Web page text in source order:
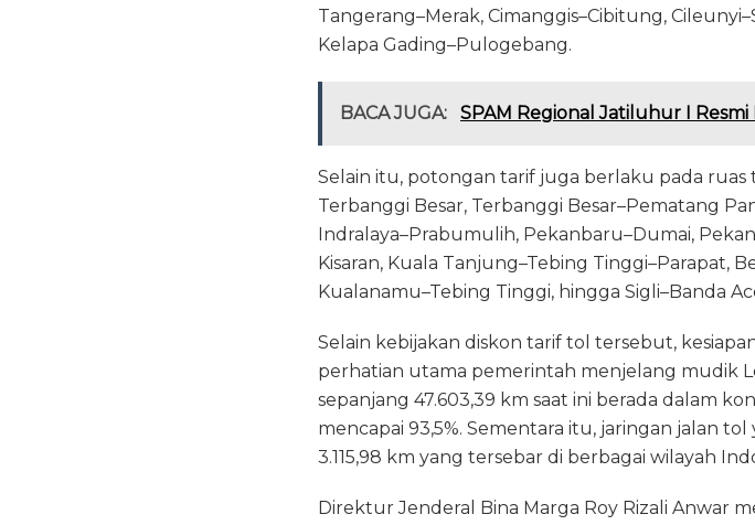
Tangerang–Merak, Cimanggis–Cibitung,
Kelapa Gading–Pulogebang.
BACA JUGA: SPAM Regional Jatiluhur I Resmi
Selain itu, potongan tarif juga berlaku pada
Terbanggi Besar, Terbanggi Besar–Pematang
Indralaya–Prabumulih, Pekanbaru–Dumai,
Kisaran, Kuala Tanjung–Tebing Tinggi–Parapat,
Kualanamu–Tebing Tinggi, hingga Sigli–Banda
Selain kebijakan diskon tarif tol tersebut,
perhatian utama pemerintah menjelang mudik
sepanjang 47.603,39 km saat ini berada dalam
mencapai 93,5%. Sementara itu, jaringan jalan
3.115,98 km yang tersebar di berbagai wilayah
Direktur Jenderal Bina Marga Roy Rizali Anwar